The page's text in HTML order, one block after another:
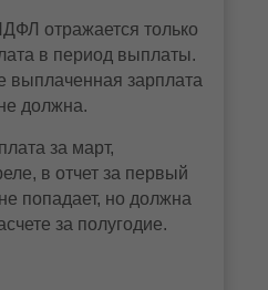
отражается только
в период выплаты.
выплаченная зарплата
должна.
за март,
в отчет за первый
попадает, но должна
за полугодие.